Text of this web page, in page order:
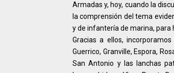
Armadas y, hoy, cuando la
la comprensión del tema
y de infantería de marina, para
Gracias a ellos,
Guerrico, Granville, Espora,
San Antonio y las lanchas